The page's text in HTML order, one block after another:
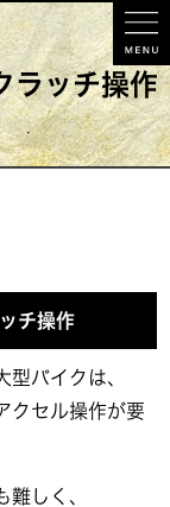
ラッチ操作
チ操作
バイクは、
クセル操作が要
難しく、